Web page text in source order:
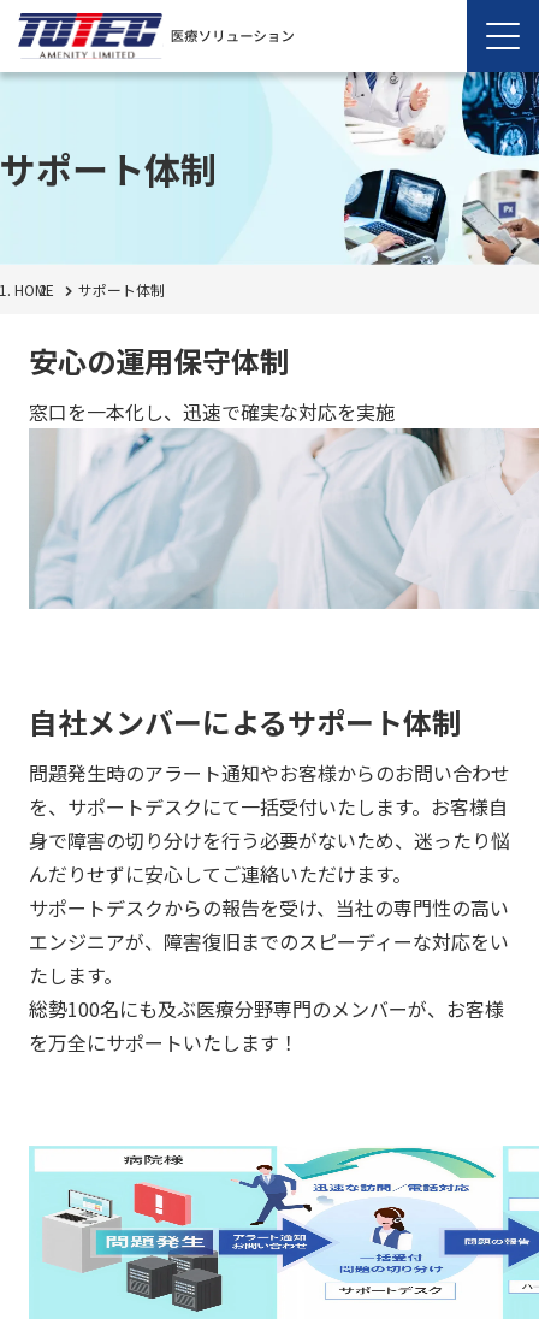
サポート体制
HOME サポート体制
安心の運用保守体制
窓口を一本化し、迅速で確実な対応を実施
自社メンバーによるサポート体制
問題発生時のアラート通知やお客様からのお問い合わせ
を、サポートデスクにて一括受付いたします。お客様自
身で障害の切り分けを行う必要がないため、迷ったり悩
んだりせずに安心してご連絡いただけます。
サポートデスクからの報告を受け、当社の専門性の高い
エンジニアが、障害復旧までのスピーディーな対応をい
たします。
総勢100名にも及ぶ医療分野専門のメンバーが、お客様
を万全にサポートいたします！